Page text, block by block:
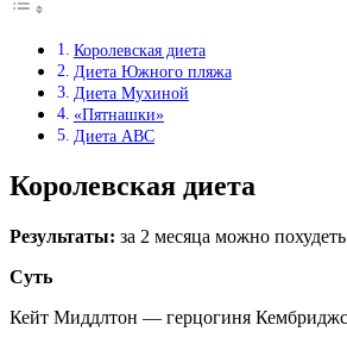
Королевская диета
Диета Южного пляжа
Диета Мухиной
«Пятнашки»
Диета АВС
Королевская диета
Результаты: за 2 месяца можно
Суть
Кейт Миддлтон — герцогиня